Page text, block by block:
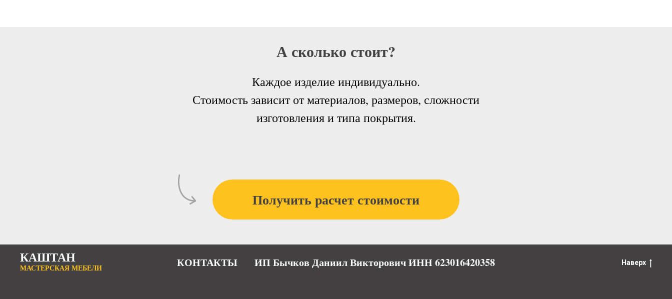
А сколько стоит?
Каждое изделие индивидуально.
Стоимость зависит от материалов, размеров, сложности
изготовления и типа покрытия.
Получить расчет стоимости
КАШТАН
МАСТЕРСКАЯ МЕБЕЛИ КОНТАКТЫ ИП Бычков Даниил Викторович ИНН 623016420358 Наверх